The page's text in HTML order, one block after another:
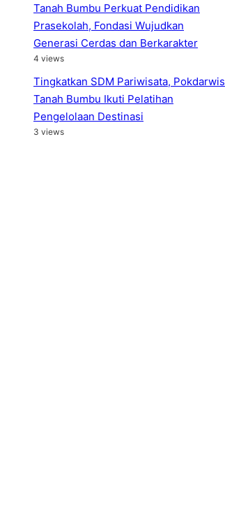
Tanah Bumbu Perkuat Pendidikan
Prasekolah, Fondasi Wujudkan
Generasi Cerdas dan Berkarakter
4 views
Tingkatkan SDM Pariwisata, Pokdarwis
Tanah Bumbu Ikuti Pelatihan
Pengelolaan Destinasi
3 views